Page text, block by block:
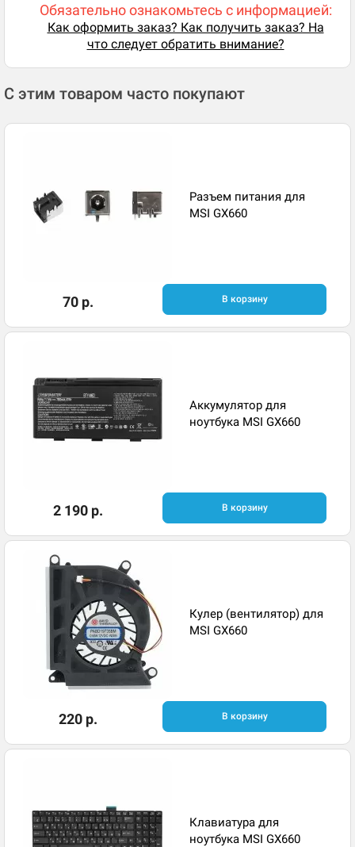
Обязательно ознакомьтесь с информацией:
Как оформить заказ? Как получить заказ? На
что следует обратить внимание?
С этим товаром часто покупают
Разъем питания для
MSI GX660
70 р. В корзину
Аккумулятор для
ноутбука MSI GX660
2 190 р. В корзину
Кулер (вентилятор) для
MSI GX660
220 р. В корзину
Клавиатура для
ноутбука MSI GX660